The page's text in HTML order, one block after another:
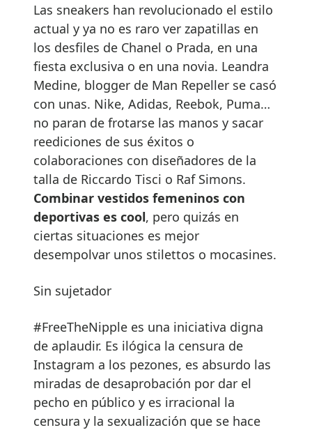
Las sneakers han revolucionado el estilo
actual y ya no es raro ver zapatillas en
los desfiles de Chanel o Prada, en una
fiesta exclusiva o en una novia. Leandra
Medine, blogger de Man Repeller se casó
con unas. Nike, Adidas, Reebok, Puma…
no paran de frotarse las manos y sacar
reediciones de sus éxitos o
colaboraciones con diseñadores de la
talla de Riccardo Tisci o Raf Simons.
Combinar vestidos femeninos con
deportivas es cool, pero quizás en
ciertas situaciones es mejor
desempolvar unos stilettos o mocasines.
Sin sujetador
#FreeTheNipple es una iniciativa digna
de aplaudir. Es ilógica la censura de
Instagram a los pezones, es absurdo las
miradas de desaprobación por dar el
pecho en público y es irracional la
censura y la sexualización que se hace